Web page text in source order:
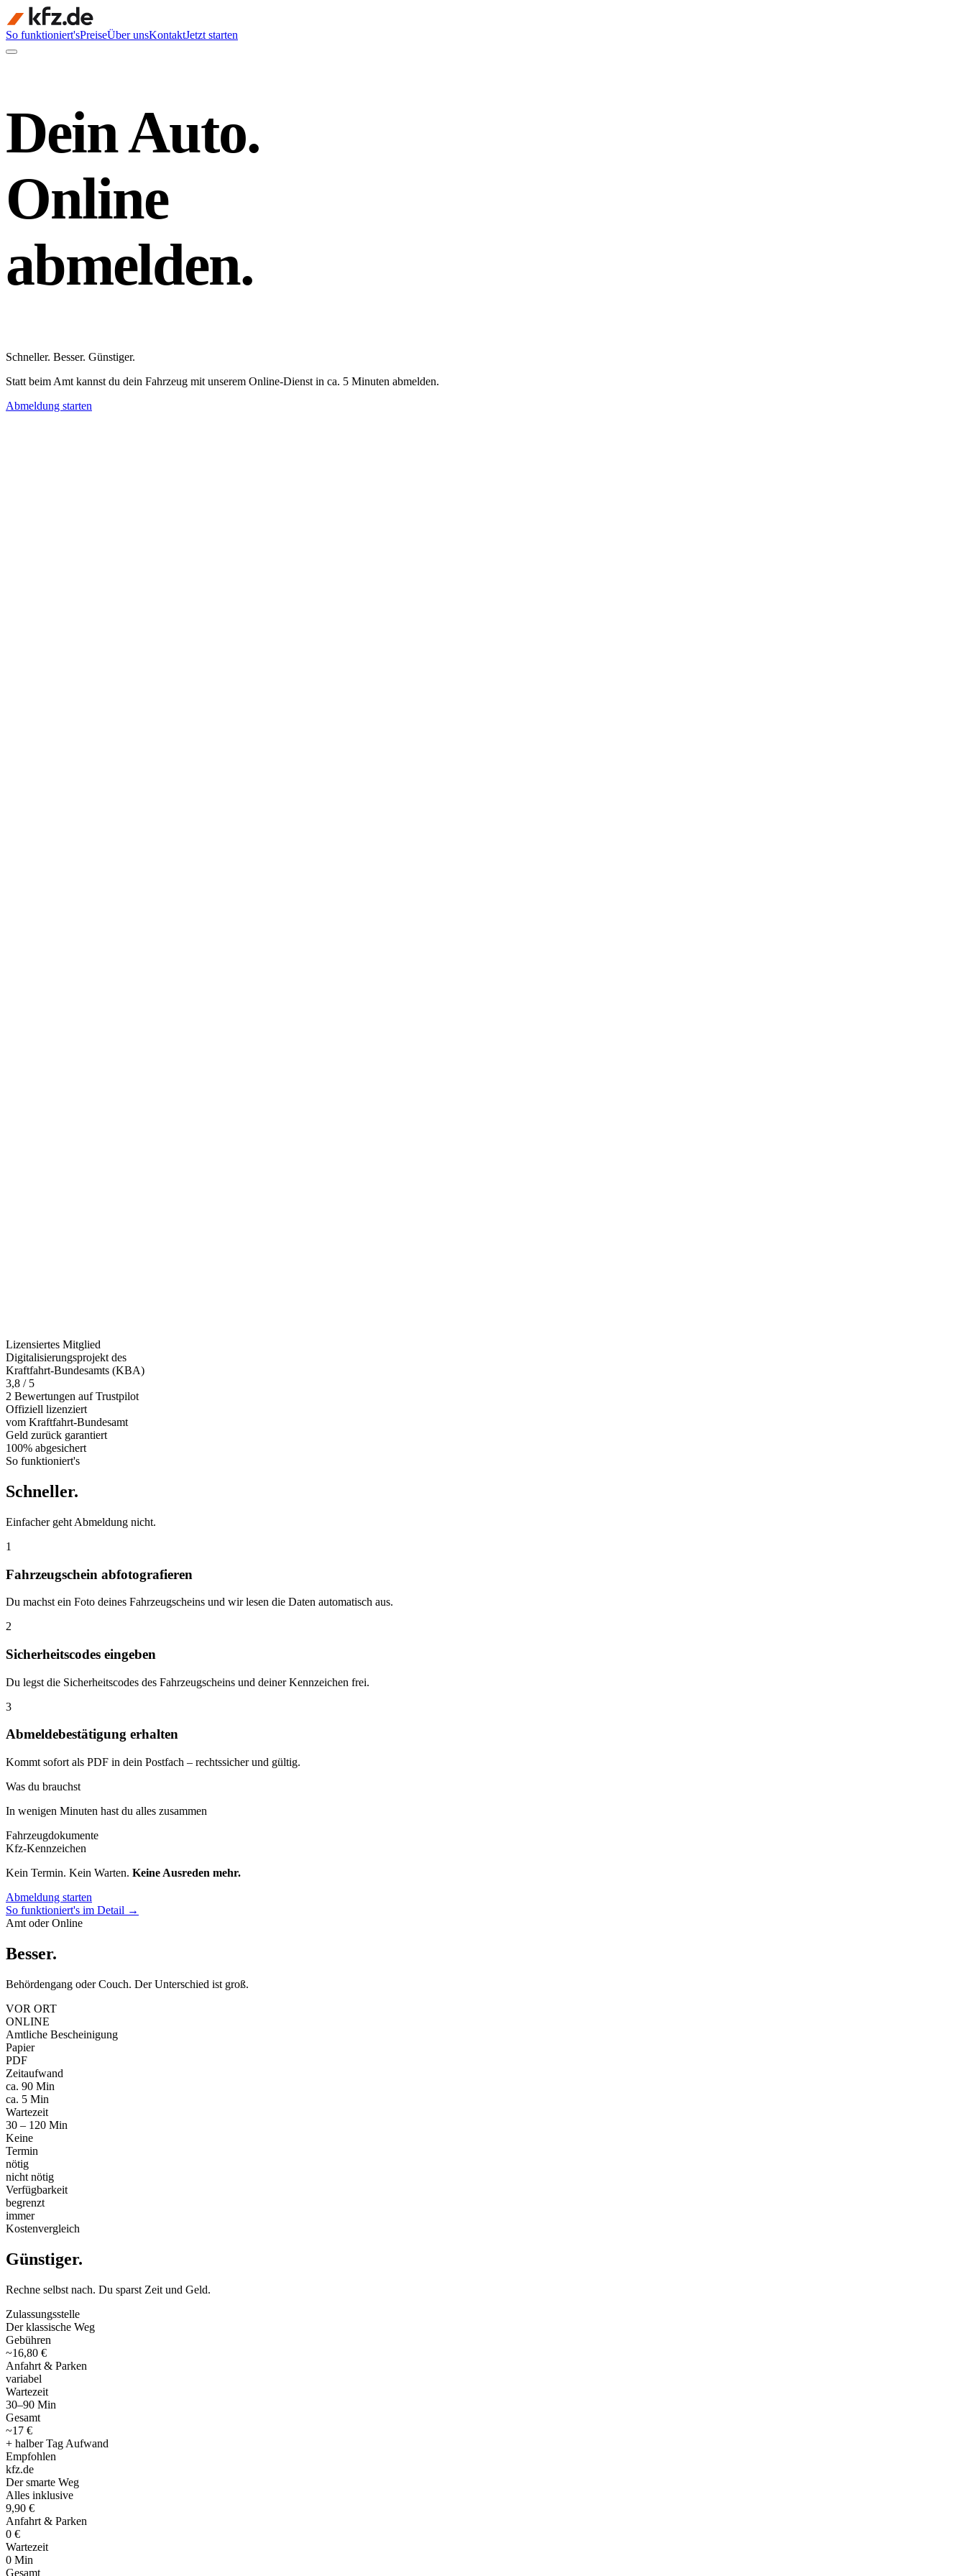
So funktioniert'sPreiseÜber unsKontaktJetzt starten
Dein Auto.
Online
abmelden.
Schneller. Besser. Günstiger.
Statt beim Amt kannst du dein Fahrzeug mit unserem Online-Dienst in ca. 5 Minuten abmelden.
Abmeldung starten
Lizensiertes Mitglied
Digitalisierungsprojekt des
Kraftfahrt-Bundesamts (KBA)
3,8 / 5
2 Bewertungen auf Trustpilot
Offiziell lizenziert
vom Kraftfahrt-Bundesamt
Geld zurück garantiert
100% abgesichert
So funktioniert's
Schneller.
Einfacher geht Abmeldung nicht.
1
Fahrzeugschein abfotografieren
Du machst ein Foto deines Fahrzeugscheins und wir lesen die Daten automatisch aus.
2
Sicherheitscodes eingeben
Du legst die Sicherheitscodes des Fahrzeugscheins und deiner Kennzeichen frei.
3
Abmeldebestätigung erhalten
Kommt sofort als PDF in dein Postfach – rechtssicher und gültig.
Was du brauchst
In wenigen Minuten hast du alles zusammen
Fahrzeugdokumente
Kfz-Kennzeichen
Kein Termin. Kein Warten. Keine Ausreden mehr.
Abmeldung starten
So funktioniert's im Detail →
Amt oder Online
Besser.
Behördengang oder Couch. Der Unterschied ist groß.
VOR ORT
ONLINE
Amtliche Bescheinigung
Papier
PDF
Zeitaufwand
ca. 90 Min
ca. 5 Min
Wartezeit
30 – 120 Min
Keine
Termin
nötig
nicht nötig
Verfügbarkeit
begrenzt
immer
Kostenvergleich
Günstiger.
Rechne selbst nach. Du sparst Zeit und Geld.
Zulassungsstelle
Der klassische Weg
Gebühren
~16,80 €
Anfahrt & Parken
variabel
Wartezeit
30–90 Min
Gesamt
~17 €
+ halber Tag Aufwand
Empfohlen
kfz.de
Der smarte Weg
Alles inklusive
9,90 €
Anfahrt & Parken
0 €
Wartezeit
0 Min
Gesamt